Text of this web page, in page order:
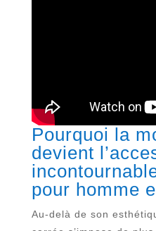
Pourquoi la
devient
pour homme
Au-delà de son